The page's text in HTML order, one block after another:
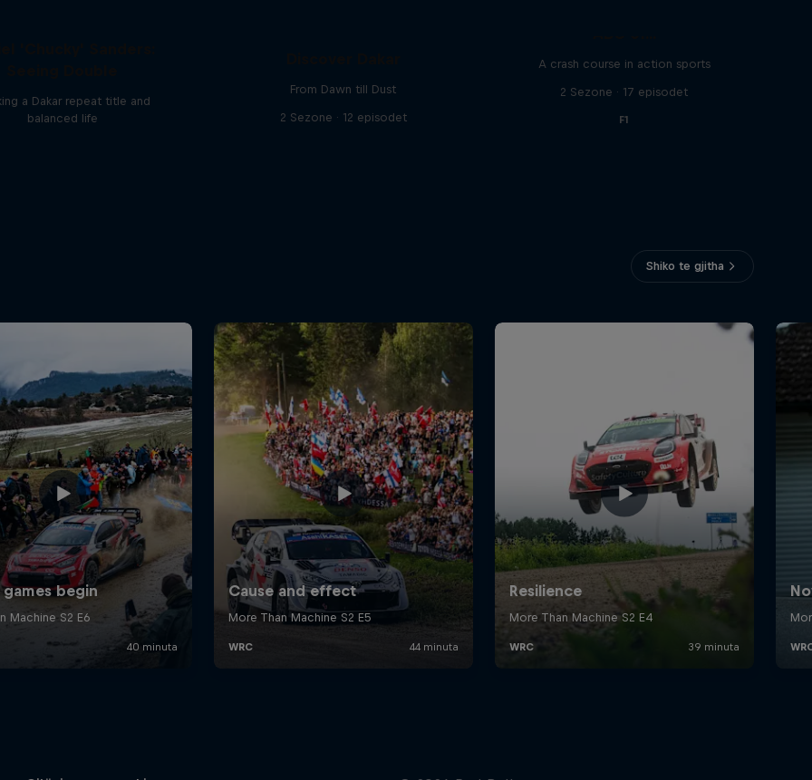
a Dakar repeat title and
balanced life
From Dawn till Dust
2 Sezone · 12 episodet
A crash course in action sports
2 Sezone · 17 episodet
F1
Shiko te gjitha